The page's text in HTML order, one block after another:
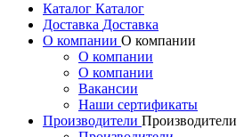
Каталог Каталог
Доставка Доставка
О компании О компании
О компании
О компании
Вакансии
Наши сертификаты
Производители Производители